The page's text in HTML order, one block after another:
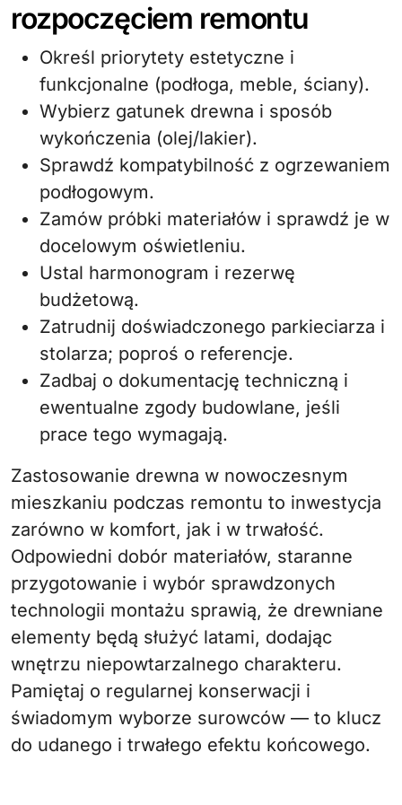
rozpoczęciem remontu
Określ priorytety estetyczne i
funkcjonalne (podłoga, meble, ściany).
Wybierz gatunek drewna i sposób
wykończenia (olej/lakier).
Sprawdź kompatybilność z ogrzewaniem
podłogowym.
Zamów próbki materiałów i sprawdź je w
docelowym oświetleniu.
Ustal harmonogram i rezerwę
budżetową.
Zatrudnij doświadczonego parkieciarza i
stolarza; poproś o referencje.
Zadbaj o dokumentację techniczną i
ewentualne zgody budowlane, jeśli
prace tego wymagają.
Zastosowanie drewna w nowoczesnym
mieszkaniu podczas remontu to inwestycja
zarówno w komfort, jak i w trwałość.
Odpowiedni dobór materiałów, staranne
przygotowanie i wybór sprawdzonych
technologii montażu sprawią, że drewniane
elementy będą służyć latami, dodając
wnętrzu niepowtarzalnego charakteru.
Pamiętaj o regularnej konserwacji i
świadomym wyborze surowców — to klucz
do udanego i trwałego efektu końcowego.